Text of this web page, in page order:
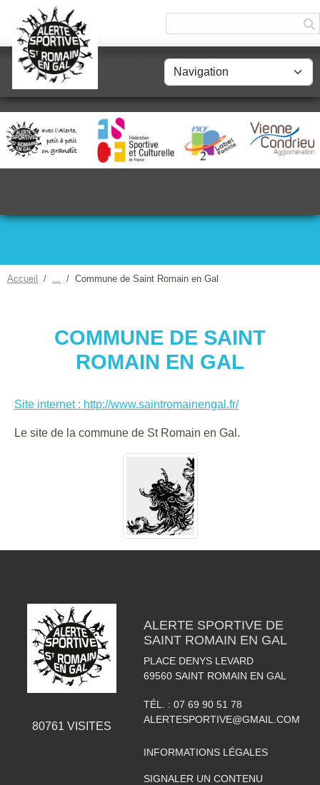
Accueil Commune de Saint Romain en Gal
COMMUNE DE SAINT
ROMAIN EN GAL
Site internet : http://www.saintromainengal.fr/
Le site de la commune de St Romain en Gal.
80761 VISITES
ALERTE SPORTIVE DE
SAINT ROMAIN EN GAL
PLACE DENYS LEVARD
69560 SAINT ROMAIN EN GAL
TÉL. : 07 69 90 51 78
ALERTESPORTIVE@GMAIL.COM
INFORMATIONS LÉGALES
SIGNALER UN CONTENU
Panneau de gestion des cookies